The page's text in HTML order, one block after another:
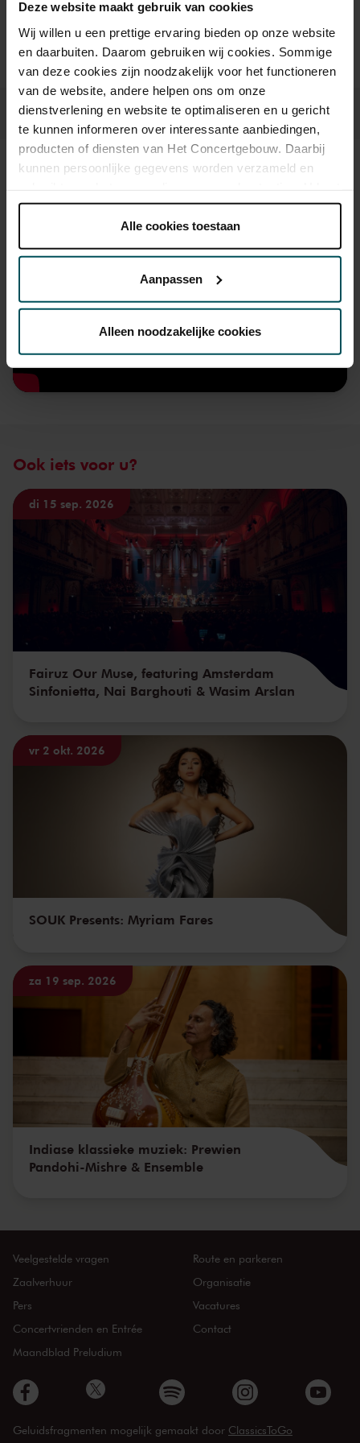
Deze website maakt gebruik van cookies
Wij willen u een prettige ervaring bieden op onze website
en daarbuiten. Daarom gebruiken wij cookies. Sommige
van deze cookies zijn noodzakelijk voor het functioneren
van de website, andere helpen ons om onze
dienstverlening en website te optimaliseren en u gericht
te kunnen informeren over interessante aanbiedingen,
producten of diensten van Het Concertgebouw. Daarbij
kunnen persoonlijke gegevens worden verzameld en
onder 'aanpassen' zelf welke cookies wij mogen
Lees onze cookieverklaring hier. Lees onze
Via decookieverklaringop onze website kunt u uw
We werken samen met
Alle cookies toestaan
Aanpassen
Alleen noodzakelijke cookies
kassa@concertgebouw.nl of bel de Concertgebouwlijn op
020 – 671 83 45.
Beeld en geluid
Ook iets voor u?
di 15 sep. 2026
Fairuz Our Muse, featuring Amsterdam
Sinfonietta, Nai Barghouti & Wasim Arslan
vr 2 okt. 2026
SOUK Presents: Myriam Fares
za 19 sep. 2026
Indiase klassieke muziek: Prewien
Pandohi-Mishre & Ensemble
Veelgestelde vragen
Zaalverhuur
Pers
Concertvrienden en Entrée
Maandblad Preludium
Route en parkeren
Organisatie
Vacatures
Contact
Geluidsfragmenten mogelijk gemaakt door ClassicsToGo